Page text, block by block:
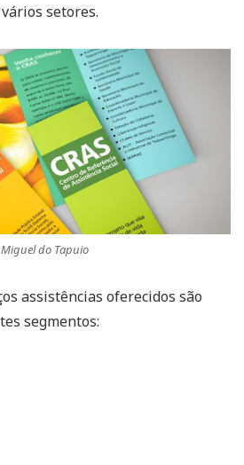
setores.
Miguel do Tapuio
assistências oferecidos são
segmentos: